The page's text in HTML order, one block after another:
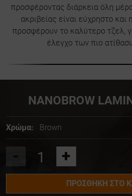
προσφέροντας διάρκεια όλη
ακριβείας είναι εύχρηστο
προσφέρουν το καλύτερο τζελ,
έλεγχο των πιο
NANOBROW
Χρώμα: Brown
+
ΠΡΟΣΘΉΚΗ ΣΤΟ